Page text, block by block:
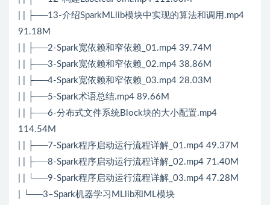
| | ├──13-介绍SparkMLlib模块中实现的算法和调用.mp4
91.18M
| | ├──2-Spark宽依赖和窄依赖_01.mp4 39.74M
| | ├──3-Spark宽依赖和窄依赖_02.mp4 38.86M
| | ├──4-Spark宽依赖和窄依赖_03.mp4 28.03M
| | ├──5-Spark术语总结.mp4 89.66M
| | ├──6-分布式文件系统Block块的大小配置.mp4
114.54M
| | ├──7-Spark程序启动运行流程详解_01.mp4 49.37M
| | ├──8-Spark程序启动运行流程详解_02.mp4 71.40M
| | └──9-Spark程序启动运行流程详解_03.mp4 47.28M
| └──3–Spark机器学习MLlib和ML模块